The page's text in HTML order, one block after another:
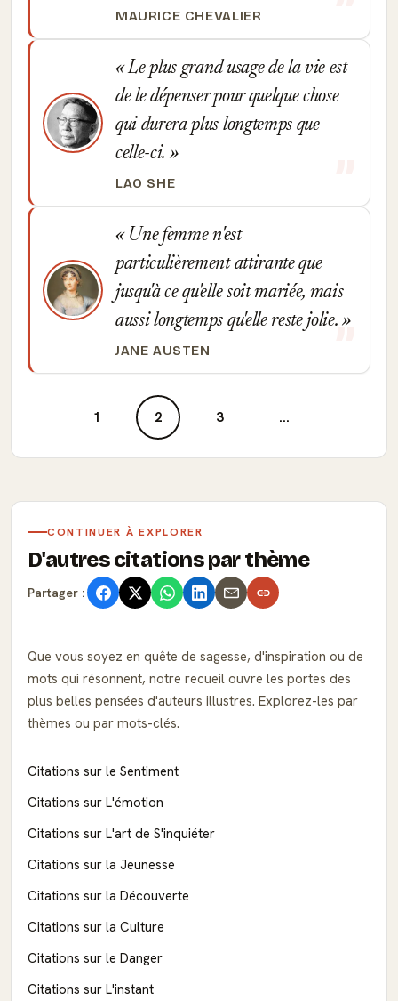
MAURICE CHEVALIER
Le plus grand usage de la vie est
de le dépenser pour quelque chose
qui durera plus longtemps que
celle-ci.
LAO SHE
Une femme n'est
particulièrement attirante que
jusqu'à ce qu'elle soit mariée, mais
aussi longtemps qu'elle reste jolie.
JANE AUSTEN
1 2 3 ...
CONTINUER À EXPLORER
D'autres citations par thème
Partager :
Que vous soyez en quête de sagesse, d'inspiration ou de
mots qui résonnent, notre recueil ouvre les portes des
plus belles pensées d'auteurs illustres. Explorez-les par
thèmes ou par mots-clés.
Citations sur le Sentiment
Citations sur L'émotion
Citations sur L'art de S'inquiéter
Citations sur la Jeunesse
Citations sur la Découverte
Citations sur la Culture
Citations sur le Danger
Citations sur L'instant